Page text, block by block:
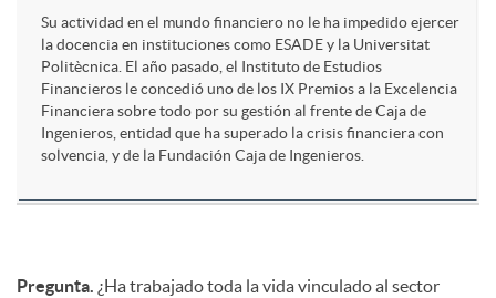
o
s
Su actividad en el mundo financiero no le ha impedido ejercer
la docencia en instituciones como ESADE y la Universitat
Politècnica. El año pasado, el Instituto de Estudios
Financieros le concedió uno de los IX Premios a la Excelencia
Financiera sobre todo por su gestión al frente de Caja de
Ingenieros, entidad que ha superado la crisis financiera con
solvencia, y de la Fundación Caja de Ingenieros.
Pregunta. ¿Ha trabajado toda la vida vinculado al sector